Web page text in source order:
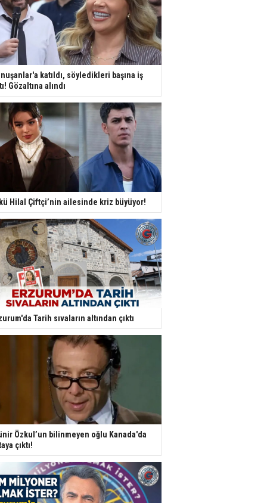
katıldı, söyledikleri başına iş
Gözaltına alındı
Hilal Çiftçi’nin ailesinde kriz büyüyor!
Tarih sıvaların altından çıktı
Özkul’un bilinmeyen oğlu Kanada'da
çıktı!